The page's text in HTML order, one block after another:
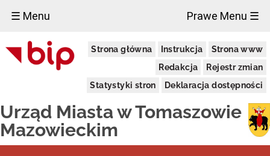
☰ Menu Prawe Menu ☰
Strona główna Instrukcja
Strona www
Redakcja
Rejestr zmian
Statystyki stron
Deklaracja dostępności
Urząd Miasta w Tomaszowie
Mazowieckim
Miasto
Pieczęcie
Granice
miasta
Statut
Miasta
×